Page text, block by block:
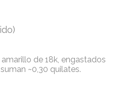
de 18k, engastados
~0,30 quilates.